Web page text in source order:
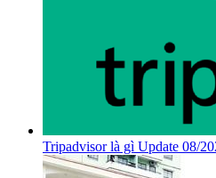
Tripadvisor là gì Update 08/